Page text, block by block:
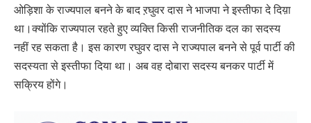
ओड़िशा के राज्यपाल बनने के बाद ऱघुवर दास ने भाजपा ने इस्तीफा दे दिय़ा
था।क्योंकि राज्यपाल रहते हुए व्यक्ति किसी राजनीतिक दल का सदस्य
नहीं रह सकता है। इस कारण रघुवर दास ने राज्यपाल बनने से पूर्व पार्टी की
सदस्यता से इस्तीफा दिया था। अब वह दोबारा सदस्य बनकर पार्टी में
सक्रिय होंगे।